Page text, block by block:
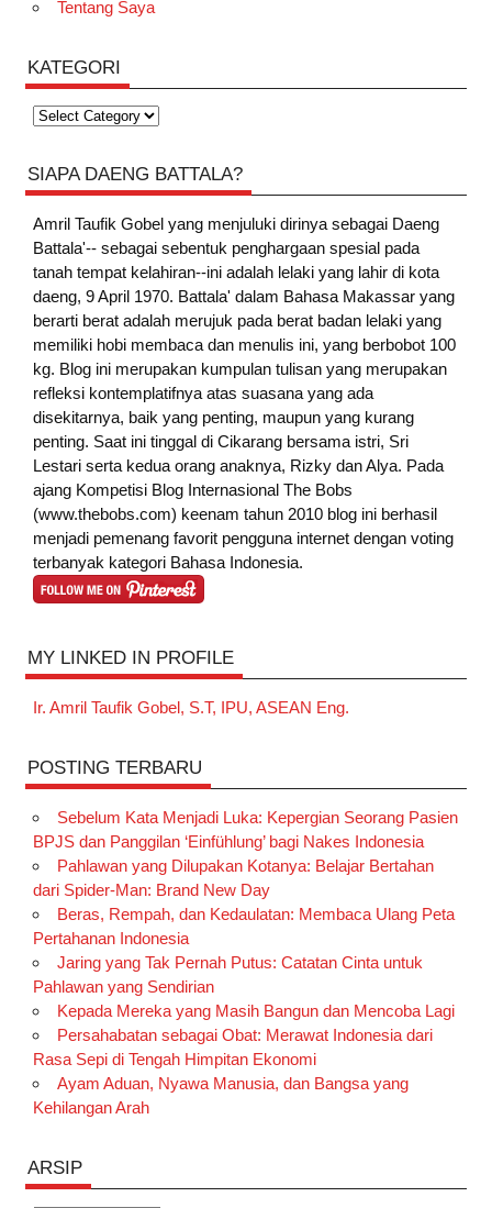
Tentang Saya
KATEGORI
Kategori
SIAPA DAENG BATTALA?
Amril Taufik Gobelyang menjuluki dirinya sebagai Daeng
Battala'-- sebagai sebentuk penghargaan spesial pada
tanah tempat kelahiran--ini adalah lelaki yang lahir di kota
daeng, 9 April 1970. Battala' dalam Bahasa Makassar yang
berarti berat adalah merujuk pada berat badan lelaki yang
memiliki hobi membaca dan menulis ini, yang berbobot 100
kg. Blog ini merupakan kumpulan tulisan yang merupakan
refleksi kontemplatifnya atas suasana yang ada
disekitarnya, baik yang penting, maupun yang kurang
penting. Saat ini tinggal di Cikarang bersama istri, Sri
Lestari serta kedua orang anaknya, Rizky dan Alya. Pada
ajang Kompetisi Blog Internasional The Bobs
(www.thebobs.com) keenam tahun 2010 blog ini berhasil
menjadi pemenang favorit pengguna internet dengan voting
terbanyak kategori Bahasa Indonesia.
MY LINKED IN PROFILE
Ir. Amril Taufik Gobel, S.T, IPU, ASEAN Eng.
POSTING TERBARU
Sebelum Kata Menjadi Luka: Kepergian Seorang Pasien
BPJS dan Panggilan ‘Einfühlung’ bagi Nakes Indonesia
Pahlawan yang Dilupakan Kotanya: Belajar Bertahan
dari Spider-Man: Brand New Day
Beras, Rempah, dan Kedaulatan: Membaca Ulang Peta
Pertahanan Indonesia
Jaring yang Tak Pernah Putus: Catatan Cinta untuk
Pahlawan yang Sendirian
Kepada Mereka yang Masih Bangun dan Mencoba Lagi
Persahabatan sebagai Obat: Merawat Indonesia dari
Rasa Sepi di Tengah Himpitan Ekonomi
Ayam Aduan, Nyawa Manusia, dan Bangsa yang
Kehilangan Arah
ARSIP